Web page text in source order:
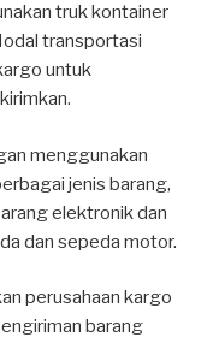
truk kontainer
transportasi
untuk
menggunakan
jenis barang,
elektronik dan
dan sepeda motor.
perusahaan kargo
barang